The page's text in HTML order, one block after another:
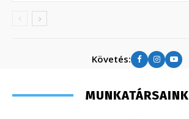
Követés:
MUNKATÁRSAINK